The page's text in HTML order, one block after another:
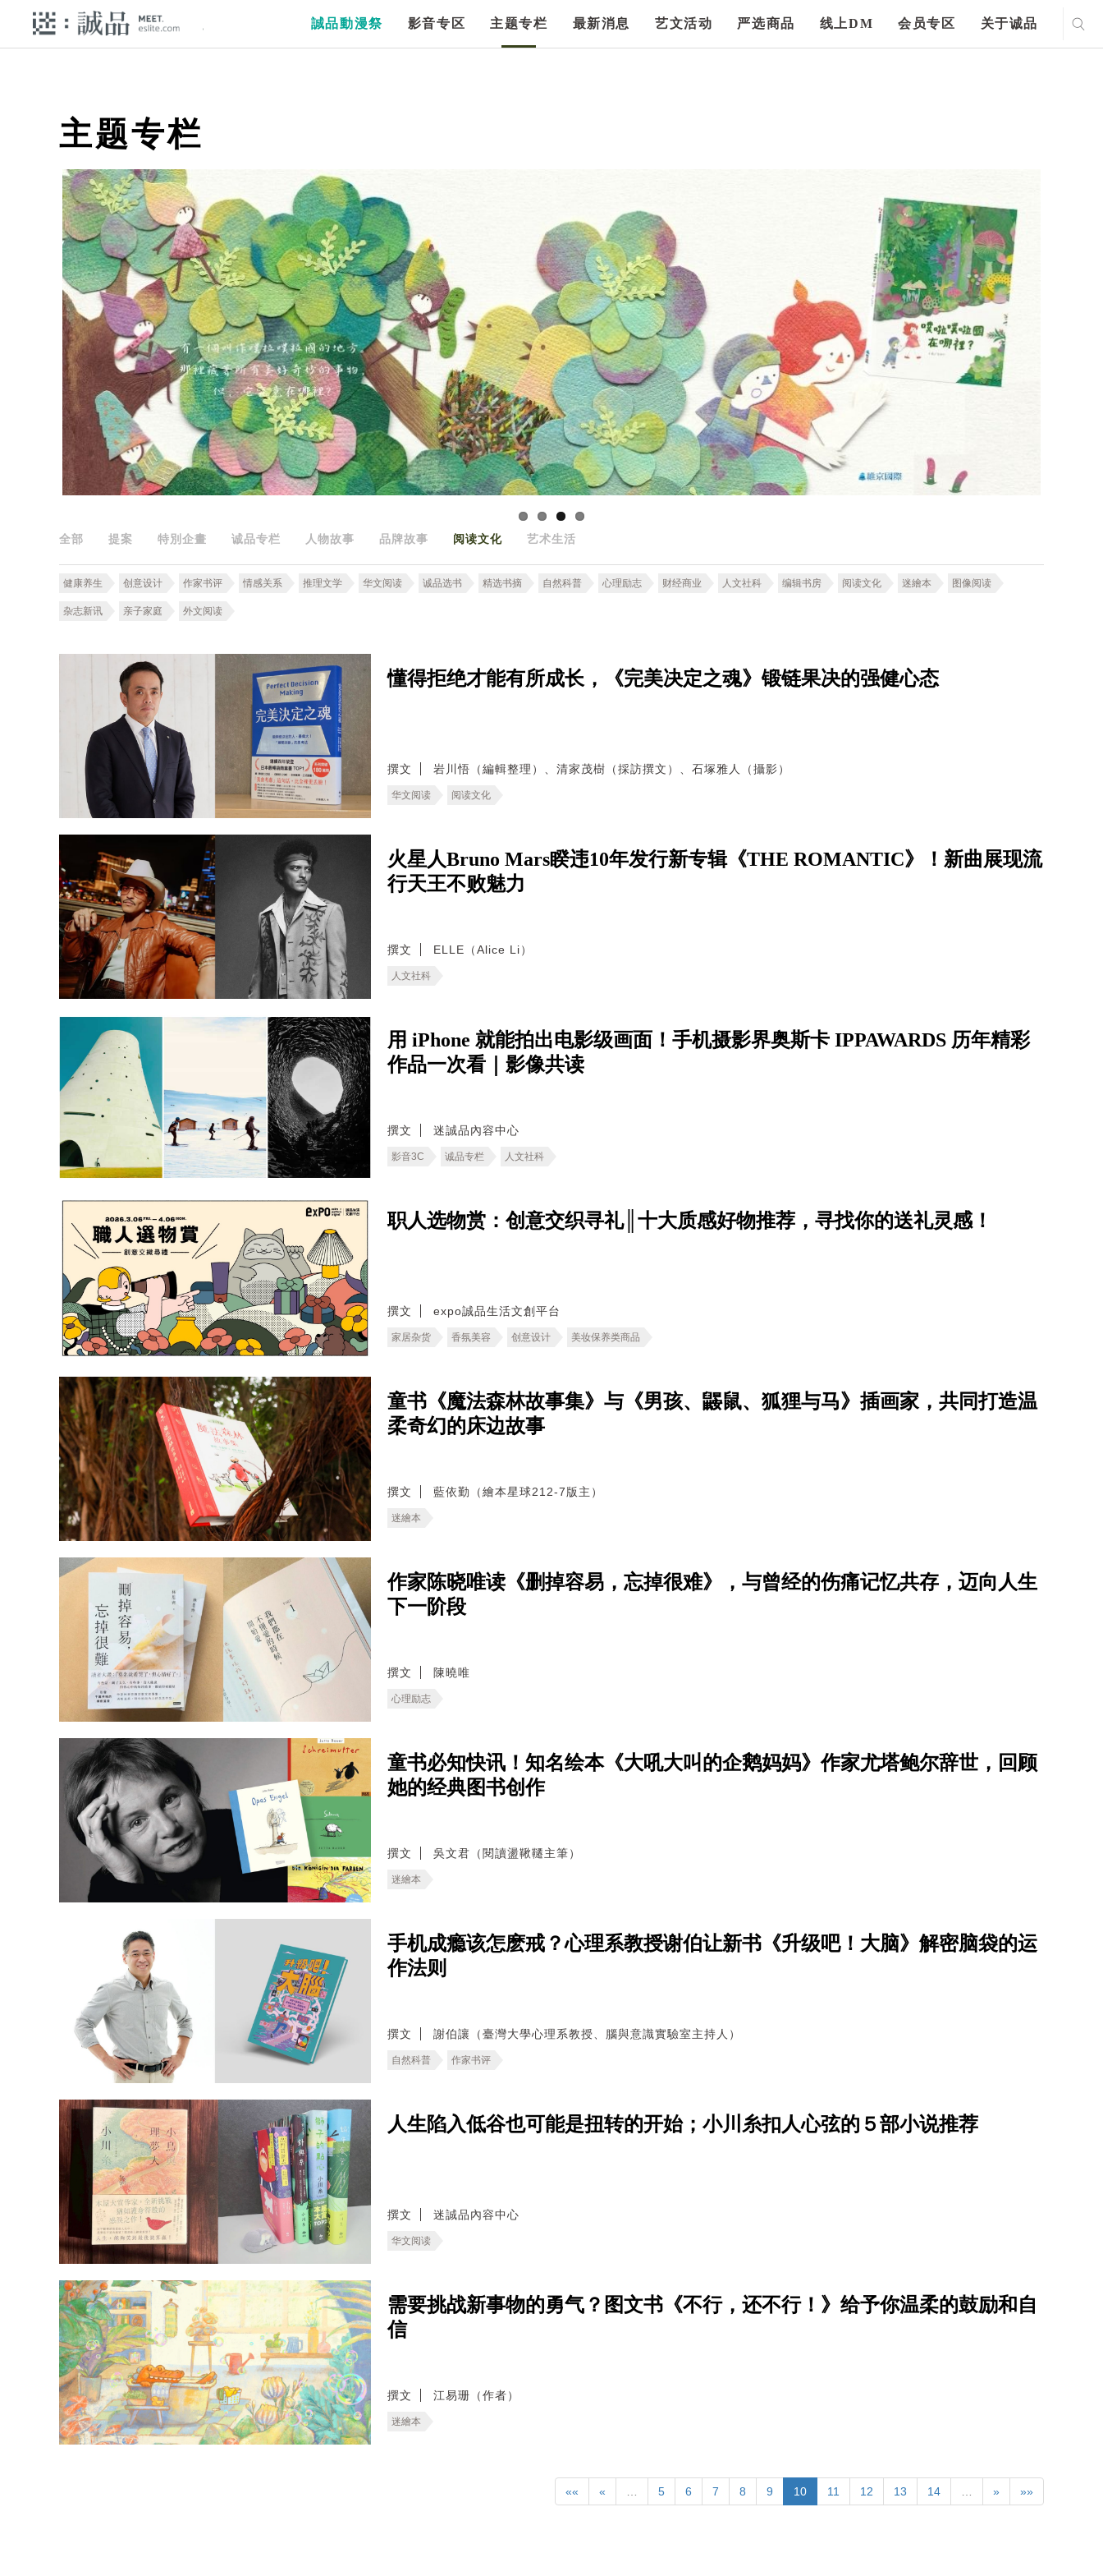
誠品動漫祭 影音专区 主题专栏 最新消息 艺文活动 严选商品 线上DM 会员专区 关于诚品
主题专栏
全部 提案 特別企畫 诚品专栏 人物故事 品牌故事 阅读文化 艺术生活
健康养生 创意设计 作家书评 情感关系 推理文学 华文阅读 诚品选书 精选书摘 自然科普 心理励志 财经商业 人文社科 编辑书房 阅读文化 迷繪本 图像阅读
杂志新讯 亲子家庭 外文阅读
懂得拒绝才能有所成长，《完美决定之魂》锻链果决的强健心态
撰文 岩川悟（編輯整理）、清家茂樹（採訪撰文）、石塚雅人（攝影）
华文阅读 阅读文化
火星人Bruno Mars睽违10年发行新专辑《THE ROMANTIC》！新曲展现流
行天王不败魅力
撰文 ELLE（Alice Li）
人文社科
用 iPhone 就能拍出电影级画面！手机摄影界奥斯卡 IPPAWARDS 历年精彩
作品一次看｜影像共读
撰文 迷誠品內容中心
影音3C 诚品专栏 人文社科
职人选物赏：创意交织寻礼║十大质感好物推荐，寻找你的送礼灵感！
撰文 expo誠品生活文創平台
家居杂货 香氛美容 创意设计 美妆保养类商品
童书《魔法森林故事集》与《男孩、鼹鼠、狐狸与马》插画家，共同打造温
柔奇幻的床边故事
撰文 藍依勤（繪本星球212-7版主）
迷繪本
作家陈晓唯读《删掉容易，忘掉很难》，与曾经的伤痛记忆共存，迈向人生
下一阶段
撰文 陳曉唯
心理励志
童书必知快讯！知名绘本《大吼大叫的企鹅妈妈》作家尤塔鲍尔辞世，回顾
她的经典图书创作
撰文 吳文君（閱讀盪鞦韆主筆）
迷繪本
手机成瘾该怎麽戒？心理系教授谢伯让新书《升级吧！大脑》解密脑袋的运
作法则
撰文 謝伯讓（臺灣大學心理系教授、腦與意識實驗室主持人）
自然科普 作家书评
人生陷入低谷也可能是扭转的开始；小川糸扣人心弦的５部小说推荐
撰文 迷誠品內容中心
华文阅读
需要挑战新事物的勇气？图文书《不行，还不行！》给予你温柔的鼓励和自
信
撰文 江易珊（作者）
迷繪本
«« « … 5 6 7 8 9 10 11 12 13 14 … » »»